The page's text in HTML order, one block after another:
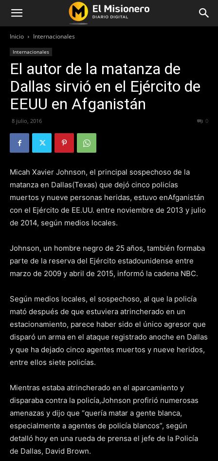
Inicio Internacionales
Internacionales
El autor de la matanza de
Dallas sirvió en el Ejército de
EEUU en Afganistán
8 julio, 2016 0
Micah Xavier Johnson, el principal sospechoso de la
matanza en Dallas(Texas) que dejó cinco policías
muertos y nueve personas heridas, estuvo enAfganistán
con el Ejército de EE.UU. entre noviembre de 2013 y julio
de 2014, según medios locales.
Johnson, un hombre negro de 25 años, también formaba
parte de la reserva del Ejército estadounidense entre
marzo de 2009 y abril de 2015, informó la cadena NBC.
Según medios locales, el sospechoso, al que la policía
mató después de que estuviera atrincherado en un
estacionamiento, parece haber sido el único agresor que
disparó un arma en el ataque registrado anoche en Dallas
y que ha dejado cinco agentes muertos y nueve heridos,
entre ellos siete policías.
Mientras estaba atrincherado en el aparcamiento y
disparaba contra la policía,Johnson profirió numerosas
amenazas y dijo que “quería matar a gente blanca,
especialmente a agentes de policía blancos”, según
detalló hoy en una rueda de prensa el jefe de la Policía
de Dallas, David Brown.